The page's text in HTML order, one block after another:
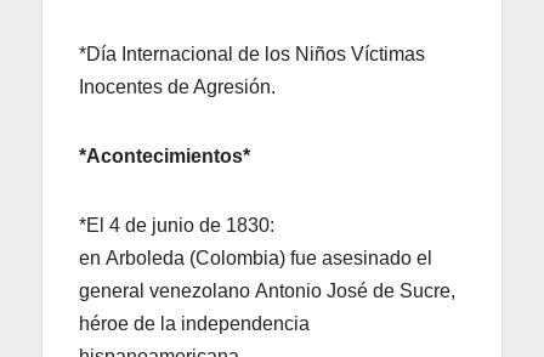
*Día Internacional de los Niños Víctimas
Inocentes de Agresión.
*Acontecimientos*
*El 4 de junio de 1830:
en Arboleda (Colombia) fue asesinado el
general venezolano Antonio José de Sucre,
héroe de la independencia